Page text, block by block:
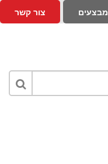
צור קשר מבצעים